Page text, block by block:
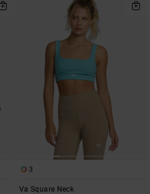
3
Va Square Neck